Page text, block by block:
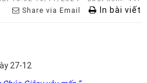
Share via Email
In bài viết
27-12